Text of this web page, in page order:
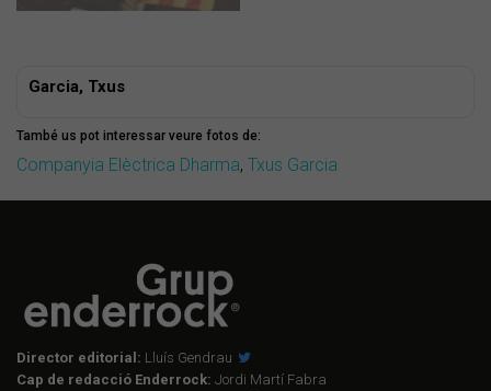
Garcia, Txus
També us pot interessar veure fotos de:
Companyia Elèctrica Dharma, Txus Garcia
Director editorial: Lluís Gendrau
Cap de redacció Enderrock: Jordi Martí Fabra